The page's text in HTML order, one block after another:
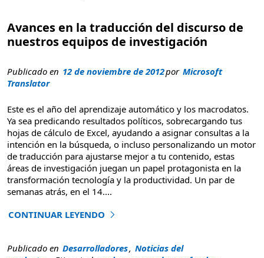
Avances en la traducción del discurso de
nuestros equipos de investigación
Publicado en 12 de noviembre de 2012por Microsoft
Translator
Este es el año del aprendizaje automático y los macrodatos.
Ya sea predicando resultados políticos, sobrecargando tus
hojas de cálculo de Excel, ayudando a asignar consultas a la
intención en la búsqueda, o incluso personalizando un motor
de traducción para ajustarse mejor a tu contenido, estas
áreas de investigación juegan un papel protagonista en la
transformación tecnología y la productividad. Un par de
semanas atrás, en el 14....
CONTINUAR LEYENDO
"Avances en la traducción de discursos de nuestros
Publicado en Desarrolladores, Noticias del